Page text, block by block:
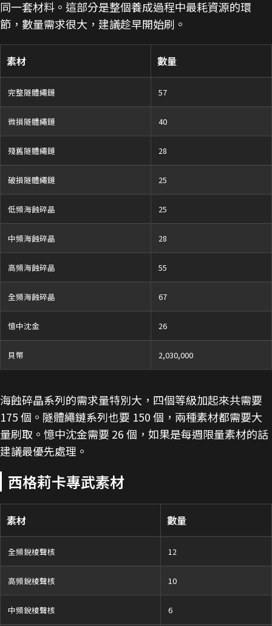
同一套材料。這部分是整個養成過程中最耗資源的環
節，數量需求很大，建議趁早開始刷。
素材 數量
完整隧體繩鏈 57
微損隧體繩鏈 40
殘舊隧體繩鏈 28
破損隧體繩鏈 25
低頻海蝕碎晶 25
中頻海蝕碎晶 28
高頻海蝕碎晶 55
全頻海蝕碎晶 67
憶中沈金 26
貝幣 2,030,000
海蝕碎晶系列的需求量特別大，四個等級加起來共需要
175 個。隧體繩鏈系列也要 150 個，兩種素材都需要大
量刷取。憶中沈金需要 26 個，如果是每週限量素材的話
建議最優先處理。
西格莉卡專武素材
素材 數量
全頻銳棱聲核 12
高頻銳棱聲核 10
中頻銳棱聲核 6